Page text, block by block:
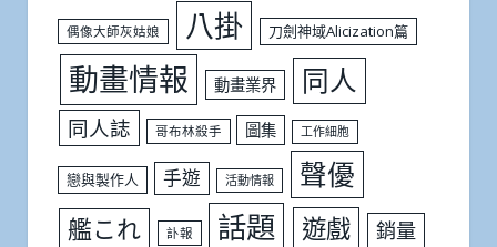
偶像大師灰姑娘 八掛 刀劍神域Alicization篇
動畫情報 動畫業界 同人
同人誌 哥布林殺手 圖集 工作細胞
戀與製作人 手遊 活動情報 聲優
艦これ 訃報 話題 遊戲 銷量